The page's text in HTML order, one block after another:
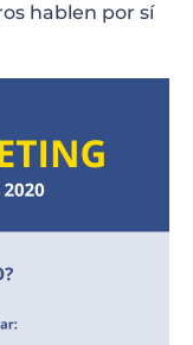
hablen por sí